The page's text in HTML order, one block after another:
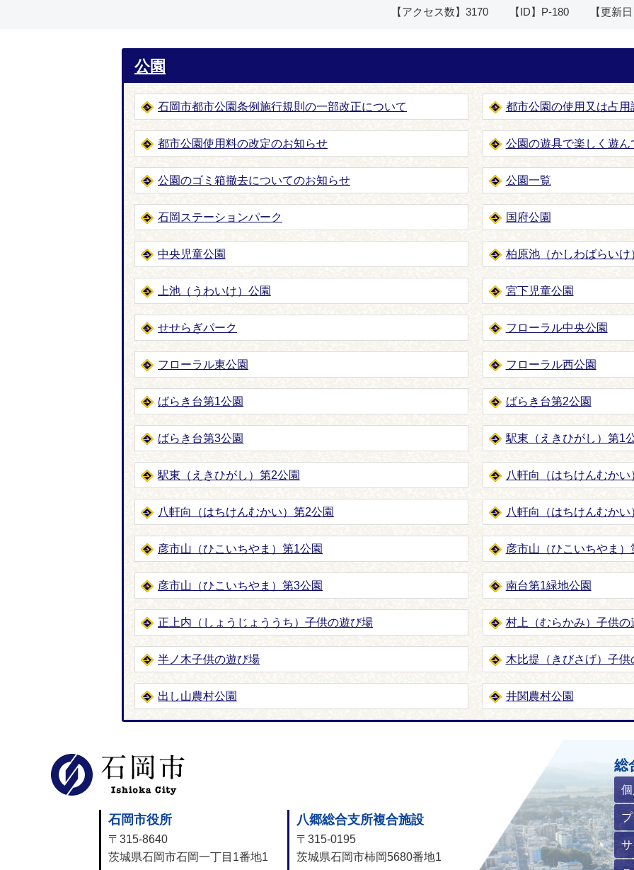
【アクセス数】 3170 【ID】 P-180 【更新
公園
石岡市都市公園条例施行規則の一部改正について 都市公園の使用又は占
都市公園使用料の改定のお知らせ 公園の遊具で楽しく遊
公園のゴミ箱撤去についてのお知らせ 公園一覧
石岡ステーションパーク 国府公園
中央児童公園 柏原池（かしわばらいけ
上池（うわいけ）公園 宮下児童公園
せせらぎパーク フローラル中央公園
フローラル東公園 フローラル西公園
ばらき台第1公園 ばらき台第2公園
ばらき台第3公園 駅東（えきひがし）第1
駅東（えきひがし）第2公園 八軒向（はちけんむか
八軒向（はちけんむかい）第2公園 八軒向（はちけんむかい
彦市山（ひこいちやま）第1公園 彦市山（ひこいちやま）
彦市山（ひこいちやま）第3公園 南台第1緑地公園
正上内（しょうじょううち）子供の遊び場 村上（むらかみ）子供の
半ノ木子供の遊び場 木比提（きびさげ）子供
出し山農村公園 井関農村公園
石岡市役所
〒315-8640
茨城県石岡市石岡一丁目1番地1
八郷総合支所複合施設
〒315-0195
茨城県石岡市柿岡5680番地1
総